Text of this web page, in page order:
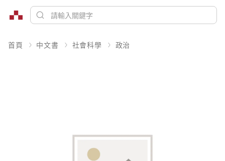
首頁 中文書 社會科學 政治